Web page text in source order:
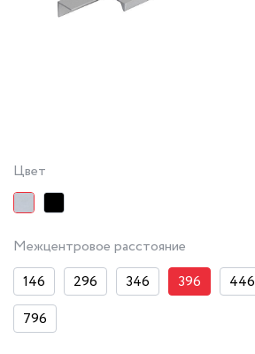
Цвет
Межцентровое расстояние
146
296 346 396 446
796